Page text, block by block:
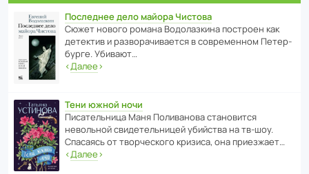
Последнее дело майора Чистова
Сюжет нового романа Водо­ла­з­кина пост­роен как
дете­ктив и разво­ра­чи­ва­ется в совре­менном Пете­р­
бурге. Убивают…
‹Далее›
Тени южной ночи
Писа­тель­ница Маня Поли­ва­нова стано­вится
невольной свиде­тель­ницей убийства на тв-шоу.
Спасаясь от твор­че­с­кого кризиса, она приезжает…
‹Далее›